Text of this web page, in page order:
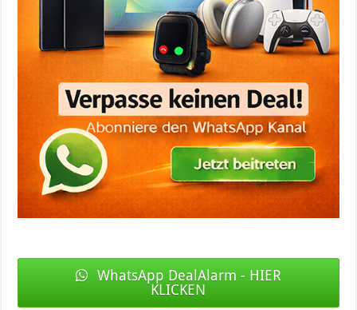
WhatsApp DealAlarm - HIER
KLICKEN